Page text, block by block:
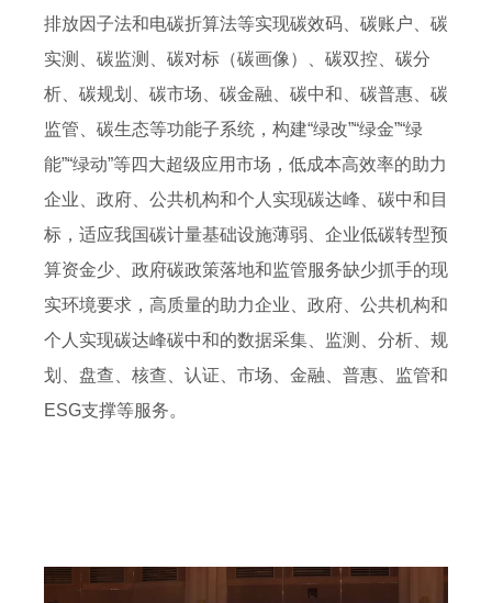
排放因子法和电碳折算法等实现碳效码、碳账户、碳
实测、碳监测、碳对标（碳画像）、碳双控、碳分
析、碳规划、碳市场、碳金融、碳中和、碳普惠、碳
监管、碳生态等功能子系统，构建“绿改”“绿金”“绿
能”“绿动”等四大超级应用市场，低成本高效率的助力
企业、政府、公共机构和个人实现碳达峰、碳中和目
标，适应我国碳计量基础设施薄弱、企业低碳转型预
算资金少、政府碳政策落地和监管服务缺少抓手的现
实环境要求，高质量的助力企业、政府、公共机构和
个人实现碳达峰碳中和的数据采集、监测、分析、规
划、盘查、核查、认证、市场、金融、普惠、监管和
ESG支撑等服务。